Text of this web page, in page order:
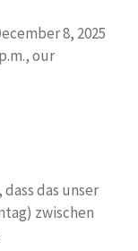
8, 2025
our
das unser
zwischen